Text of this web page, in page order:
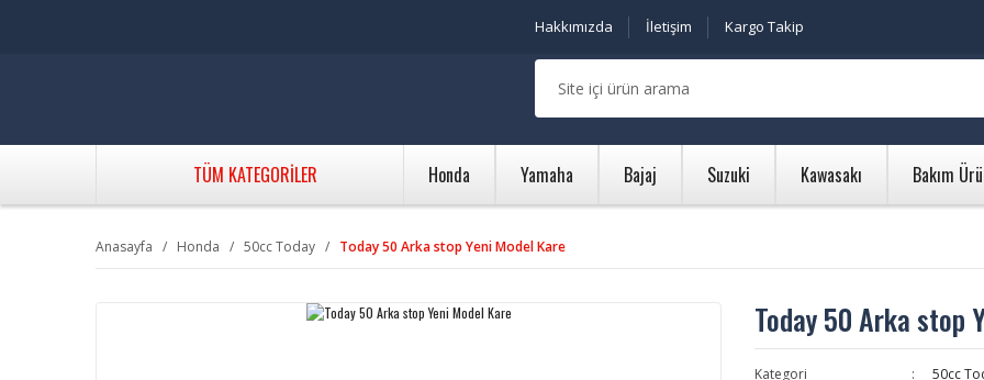
Hakkımızda İletişim Kargo Takip
TÜM KATEGORİLER Honda Yamaha Bajaj Suzuki Kawasakı Bakım
Anasayfa Honda 50cc Today Today 50 Arka stop Yeni Model Kare
Today 50 Arka stop
Kategori
50cc